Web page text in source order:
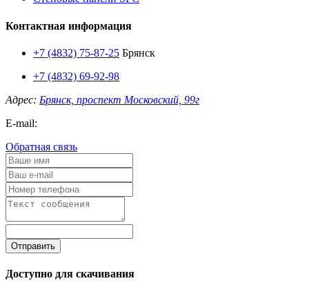
Контактная информация
+7 (4832) 75-87-25 Брянск
+7 (4832) 69-92-98
Адрес: Брянск, проспект Московский, 99г
E-mail:
Обратная связь
Отправить
Доступно для скачивания